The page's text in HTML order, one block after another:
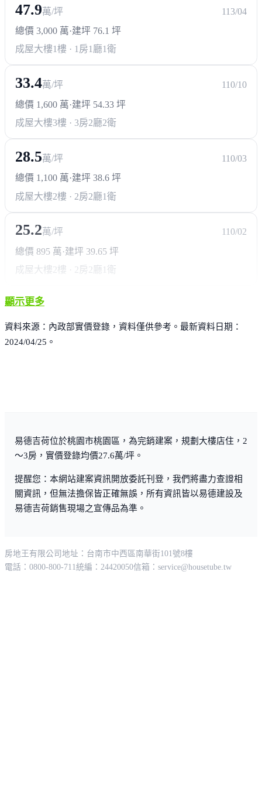
花園、交誼廳、閱覽室、信箱區與曬被區。交通上鄰近國
道與高鐵，南來北往都方便，將來還能串聯捷運「新蘆
站」直線抵達台北，增值可期。
47.9萬/坪
113/04
總價 3,000 萬·建坪 76.1 坪
成屋大樓1樓 · 1房1廳1衛
33.4萬/坪
110/10
總價 1,600 萬·建坪 54.33 坪
成屋大樓3樓 · 3房2廳2衛
28.5萬/坪
110/03
總價 1,100 萬·建坪 38.6 坪
成屋大樓2樓 · 2房2廳1衛
25.2萬/坪
110/02
總價 895 萬 ·建坪 39.65 坪
成屋大樓 2樓 · 2房2廳1衛
顯示更多
資料來源：內政部實價登錄，資料僅供參考。最新資料日期：
2024/04/25。
易德吉荷位於桃園市桃園區，為完銷建案，規劃大樓店住，2
～3房，實價登錄均價27.6萬/坪。
提醒您：本網站建案資訊開放委託刊登，我們將盡力查證相
關資訊，但無法擔保皆正確無誤，所有資訊皆以易德建設及
易德吉荷銷售現場之宣傳品為準。
房地王有限公司 地址：台南市中西區南華街101號8樓
電話：0800-800-711統編：24420050信箱： service@housetube.tw